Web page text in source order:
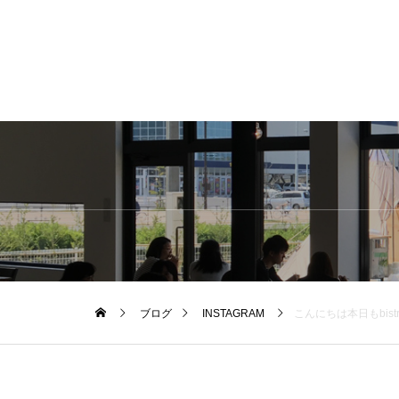
ブログ INSTAGRAM こんにちは本日もbistro cafeオープンしております。..◇写真モーニングメニュー＜ ふわとろフレンチトースト ＞.バターとミルク、